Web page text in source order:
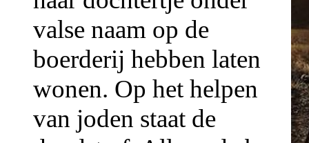
valse naam op de
boerderij hebben laten
wonen. Op het helpen
van joden staat de